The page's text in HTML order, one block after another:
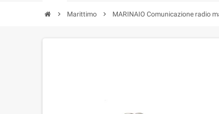
chevron_right Marittimo chevron_right MARINAIO Comunicazione radio